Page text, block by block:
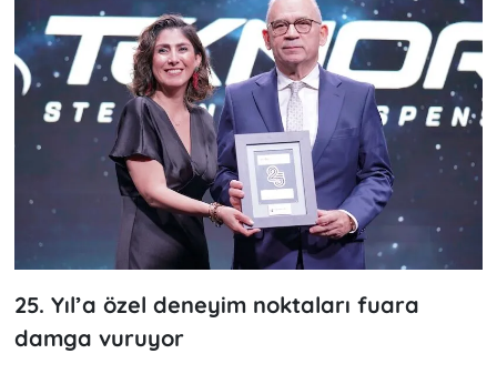
25. Yıl’a özel deneyim noktaları fuara
damga vuruyor